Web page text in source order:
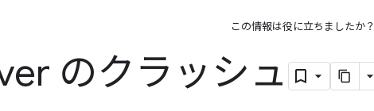
この情報は役に立ちましたか？
のクラッシュ